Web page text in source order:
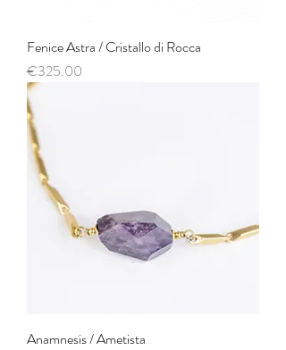
Fenice Astra / Cristallo di Rocca
Price
€325.00
Anamnesis / Ametista